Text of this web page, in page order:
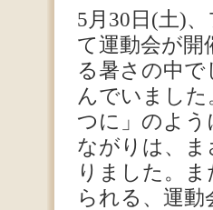
5月30日(土)
て運動会が開
る暑さの中で
んでいまし
つに」のよう
ながりは、ま
りました。
られる、運